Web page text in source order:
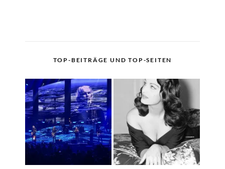
TOP-BEITRÄGE UND TOP-SEITEN